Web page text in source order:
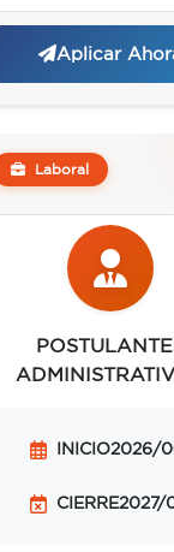
Aplicar
Laboral
INICIO2026/
CIERRE2027/